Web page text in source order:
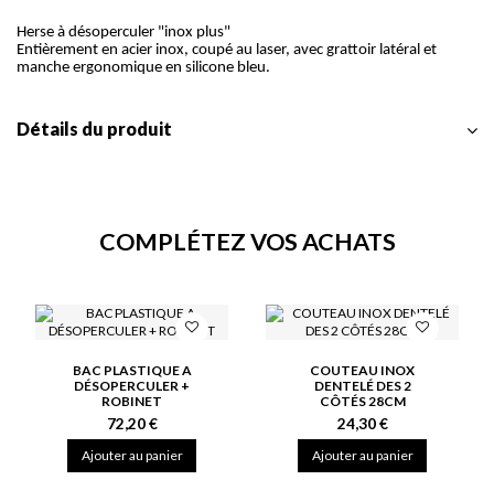
Herse à désoperculer "inox plus"
Entièrement en acier inox, coupé au laser, avec grattoir latéral et
manche ergonomique en silicone bleu.
Détails du produit
COMPLÉTEZ VOS ACHATS
BAC PLASTIQUE A
DÉSOPERCULER +
ROBINET
72,20 €
Ajouter au panier
COUTEAU INOX
DENTELÉ DES 2
CÔTÉS 28CM
24,30 €
Ajouter au panier